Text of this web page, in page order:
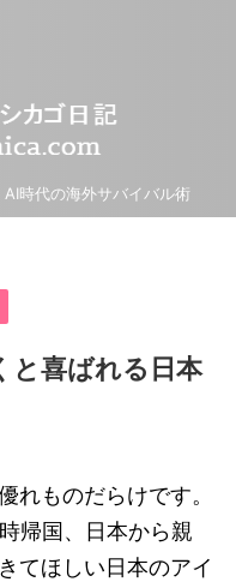
時代の海外サバイバル術
と喜ばれる日本
れものだらけです。
帰国、日本から親
てほしい日本のアイ